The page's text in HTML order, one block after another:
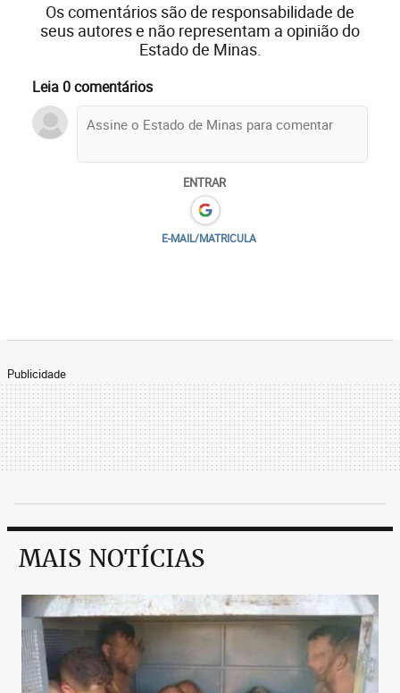
Os comentários são de responsabilidade de
seus autores e não representam a opinião do
Estado de Minas.
Leia 0 comentários
ENTRAR
E-MAIL/MATRICULA
Publicidade
MAIS NOTÍCIAS